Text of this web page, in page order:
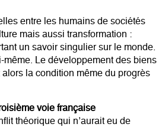
entre les humains de sociétés
mais aussi transformation :
un savoir singulier sur le monde.
même. Le développement des biens
la condition même du progrès
voie française
théorique qui n’aurait eu de